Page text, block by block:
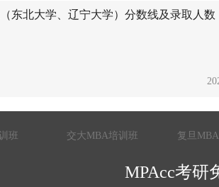
东北大学、辽宁大学）分数线及录取人数
班 交大MBA培训班 复旦
MPAcc考研